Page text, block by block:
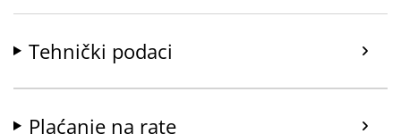
Tehnički podaci
Plaćanje na rate